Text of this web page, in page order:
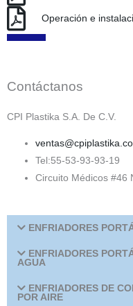
Operación e
Contáctanos
CPI Plastika S.A. De C.V.
Tel:55-53-93-93-19
Circuito Médicos #46
ENFRIADORES
ENFRIADORES
AGUA
ENFRIADORES DE
POR AIRE